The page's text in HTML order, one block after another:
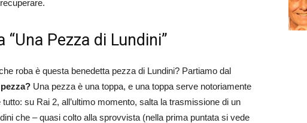
Pezza di Lundini”
roba è questa benedetta pezza di Lundini? Partiamo dal
Una pezza è una toppa, e una toppa serve notoriamente
su Rai 2, all’ultimo momento, salta la trasmissione di un
che – quasi colto alla sprovvista (nella prima puntata si vede